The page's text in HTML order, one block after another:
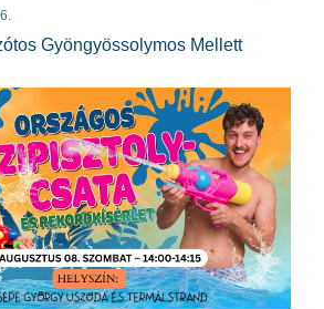
Gyöngyössolymos Mellett